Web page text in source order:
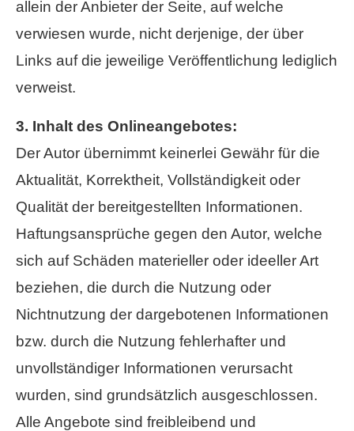
allein der Anbieter der Seite, auf welche
verwiesen wurde, nicht derjenige, der über
Links auf die jeweilige Veröffentlichung lediglich
verweist.
3. Inhalt des Onlineangebotes:
Der Autor übernimmt keinerlei Gewähr für die
Aktualität, Korrektheit, Vollständigkeit oder
Qualität der bereitgestellten Informationen.
Haftungsansprüche gegen den Autor, welche
sich auf Schäden materieller oder ideeller Art
beziehen, die durch die Nutzung oder
Nichtnutzung der dargebotenen Informationen
bzw. durch die Nutzung fehlerhafter und
unvollständiger Informationen verursacht
wurden, sind grundsätzlich ausgeschlossen.
Alle Angebote sind freibleibend und